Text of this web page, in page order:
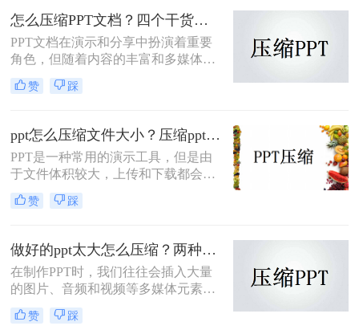
至50MB以下，那么ppt怎么压缩成
50mb以下呢？本文将介绍三种实用的
方法。
怎么压缩PPT文档？四个干货教程不要错过！
PPT文档在演示和分享中扮演着重要
角色，但随着内容的丰富和多媒体元
素的增加，PPT文件的大小也会相应
增大，给存储和传输带来不便。为了
以采用多种方法进行压缩。那么怎么
压缩PPT文档呢？本文将详细介绍几
种常用的PPT文档压缩方法，帮助您
轻松管理PPT文件。
赞 踩
ppt怎么压缩文件大小？压缩ppt的4个实用办法！
PPT是一种常用的演示工具，但是由
于文件体积较大，上传和下载都会耗
费较长时间。为了提高用户体验，减
少加载时间，我们需要学会ppt怎么压
缩PPT文件大小的方法。
赞 踩
做好的ppt太大怎么压缩？两种压缩方法帮你解决！
在制作PPT时，我们往往会插入大量
的图片、音频和视频等多媒体元素，
导致PPT文件体积庞大，不仅占用存
储空间，还影响文件的传输效率。那
赞 踩